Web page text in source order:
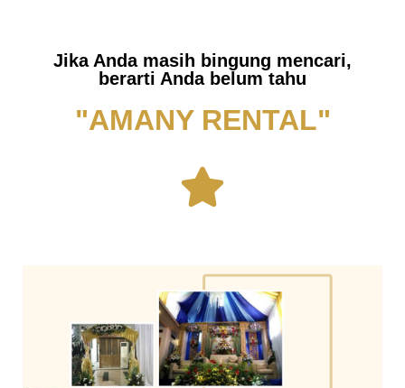
Jika Anda masih bingung mencari,
berarti Anda belum tahu
"AMANY RENTAL"